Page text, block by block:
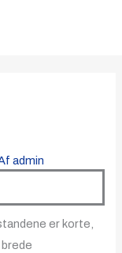
admin
er korte,